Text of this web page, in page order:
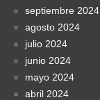
septiembre 2024
agosto 2024
julio 2024
junio 2024
mayo 2024
abril 2024